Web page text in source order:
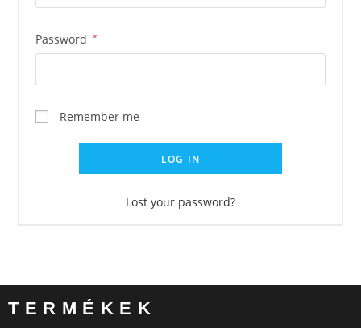
Password *
Remember me
LOG IN
Lost your password?
TERMÉKEK